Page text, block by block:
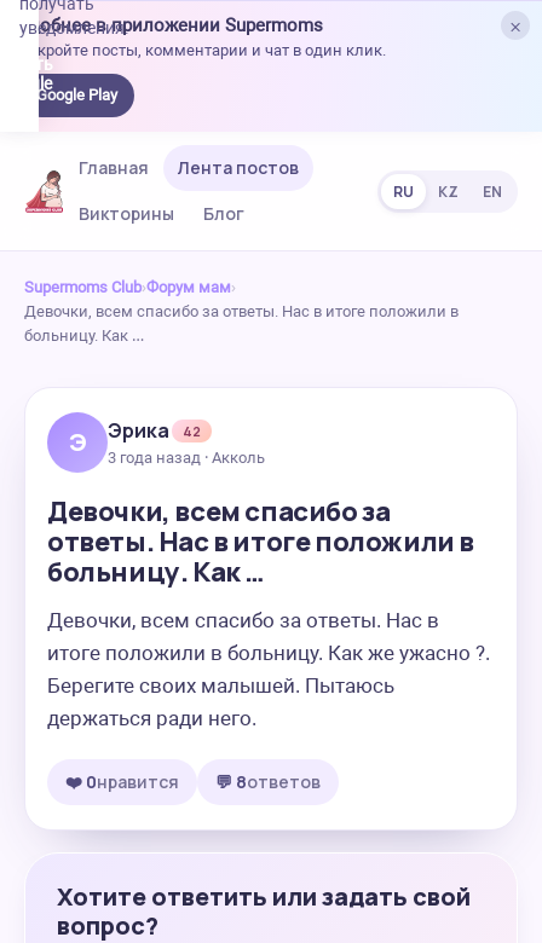
×
Удобнее в приложении Supermoms
Откройте посты, комментарии и чат в один клик.
Google Play
уведомления.
Главная
Лента постов
Викторины
Блог
RU KZ EN
Supermoms Club›Форум мам›
Девочки, всем спасибо за ответы. Нас в итоге положили в
больницу. Как …
Э Эрика
42
3 года назад · Акколь
Девочки, всем спасибо за
ответы. Нас в итоге положили в
больницу. Как …
Девочки, всем спасибо за ответы. Нас в
итоге положили в больницу. Как же ужасно ?.
Берегите своих малышей. Пытаюсь
держаться ради него.
❤️ 0нравится 💬 8ответов
Хотите ответить или задать свой
вопрос?